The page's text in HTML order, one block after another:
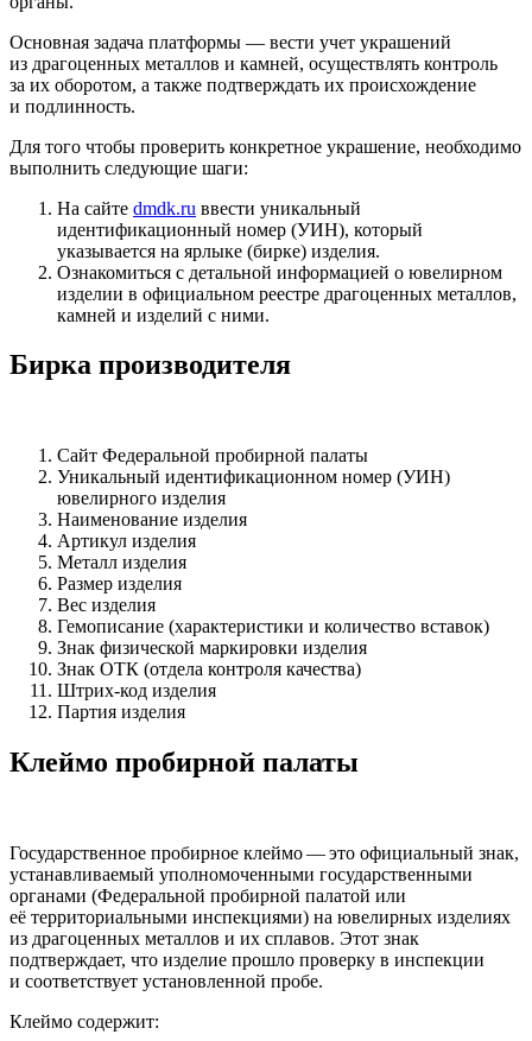
Основная задача платформы — вести учет украшений
из драгоценных металлов и камней, осуществлять контроль
за их оборотом, а также подтверждать их происхождение
и подлинность.
Для того чтобы проверить конкретное украшение, необходимо
выполнить следующие шаги:
На сайте dmdk.ru ввести уникальный
идентификационный номер (УИН), который
указывается на ярлыке (бирке) изделия.
Ознакомиться с детальной информацией о ювелирном
изделии в официальном реестре драгоценных металлов,
камней и изделий с ними.
Бирка производителя
Сайт Федеральной пробирной палаты
Уникальный идентификационном номер (УИН)
ювелирного изделия
Наименование изделия
Артикул изделия
Металл изделия
Размер изделия
Вес изделия
Гемописание (характеристики и количество вставок)
Знак физической маркировки изделия
Знак ОТК (отдела контроля качества)
Штрих-код изделия
Партия изделия
Клеймо пробирной палаты
Государственное пробирное клеймо — это официальный знак,
устанавливаемый уполномоченными государственными
органами (Федеральной пробирной палатой или
её территориальными инспекциями) на ювелирных изделиях
из драгоценных металлов и их сплавов. Этот знак
подтверждает, что изделие прошло проверку в инспекции
и соответствует установленной пробе.
Клеймо содержит: